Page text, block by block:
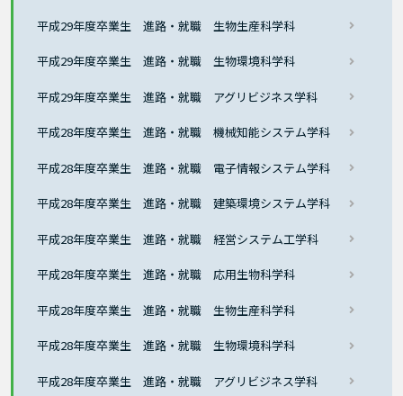
平成29年度卒業生 進路・就職 生物生産科学科
平成29年度卒業生 進路・就職 生物環境科学科
平成29年度卒業生 進路・就職 アグリビジネス学科
平成28年度卒業生 進路・就職 機械知能システム学科
平成28年度卒業生 進路・就職 電子情報システム学科
平成28年度卒業生 進路・就職 建築環境システム学科
平成28年度卒業生 進路・就職 経営システム工学科
平成28年度卒業生 進路・就職 応用生物科学科
平成28年度卒業生 進路・就職 生物生産科学科
平成28年度卒業生 進路・就職 生物環境科学科
平成28年度卒業生 進路・就職 アグリビジネス学科